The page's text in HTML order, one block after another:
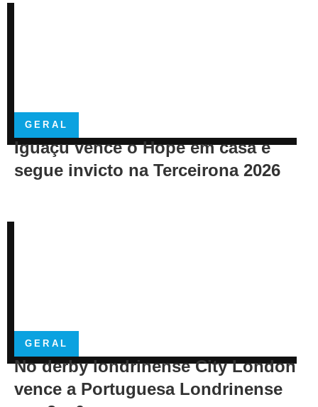
GERAL
Iguaçu vence o Hope em casa e
segue invicto na Terceirona 2026
GERAL
No derby londrinense City London
vence a Portuguesa Londrinense